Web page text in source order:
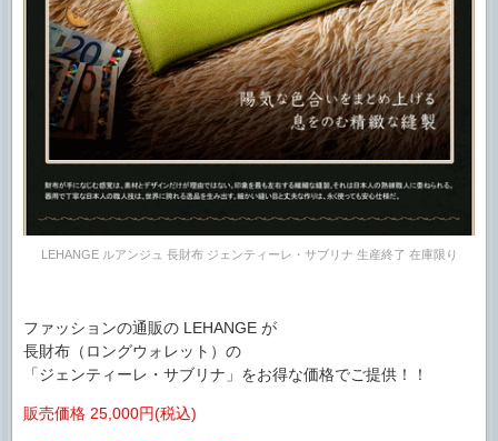
LEHANGE ルアンジュ 長財布 ジェンティーレ・サブリナ 生産終了 在庫限り
ファッションの通販の LEHANGE が
長財布（ロングウォレット）の
「ジェンティーレ・サブリナ」をお得な価格でご提供！！
販売価格 25,000円(税込)